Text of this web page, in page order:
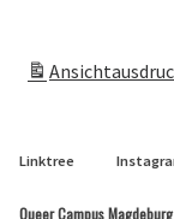
Ansicht
Linktree
Queer Campus Magdeburg,